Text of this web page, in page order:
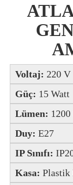
Voltaj: 220 V
Güç: 15 Watt
Lümen:
Duy: E27
IP Sınıfı:
Kasa: Plastik